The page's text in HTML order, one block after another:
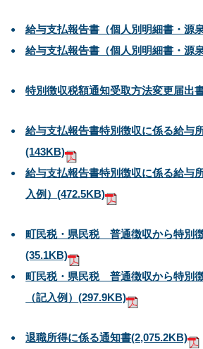
給与支払報告書（個人別明細書・源
給与支払報告書（個人別明細書・源
特別徴収税額通知受取方法変更届出
給与支払報告書特別徴収に係る給与
(143KB)
給与支払報告書特別徴収に係る給与
入例）(472.5KB)
町民税・県民税 普通徴収から特別
(35.1KB)
町民税・県民税 普通徴収から特別
（記入例）(297.9KB)
退職所得に係る通知書(2,075.2KB)